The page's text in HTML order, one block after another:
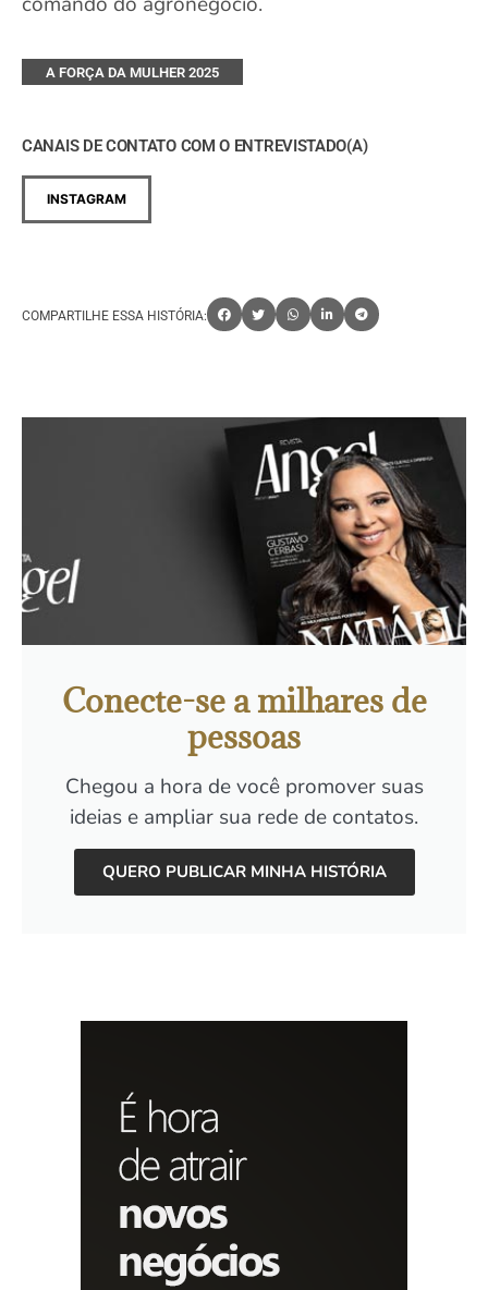
A FORÇA DA MULHER 2025
CANAIS DE CONTATO COM O ENTREVISTADO(A)
INSTAGRAM
COMPARTILHE ESSA HISTÓRIA:
Conecte-se a milhares de
pessoas
Chegou a hora de você promover suas
ideias e ampliar sua rede de contatos.
QUERO PUBLICAR MINHA HISTÓRIA